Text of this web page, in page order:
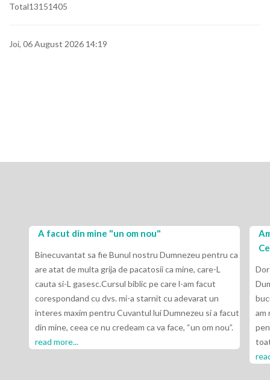
Total13151405
Joi, 06 August 2026 14:19
A facut din mine "un om nou"
Binecuvantat sa fie Bunul nostru Dumnezeu pentru ca
are atat de multa grija de pacatosii ca mine, care-L
cauta si-L gasesc.Cursul biblic pe care l-am facut
corespondand cu dvs. mi-a starnit cu adevarat un
interes maxim pentru Cuvantul lui Dumnezeu si a facut
din mine, ceea ce nu credeam ca va face, “un om nou”.
read more...
am